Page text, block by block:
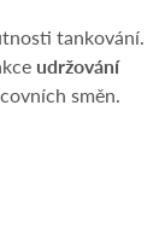
tankování.
udržování
směn.